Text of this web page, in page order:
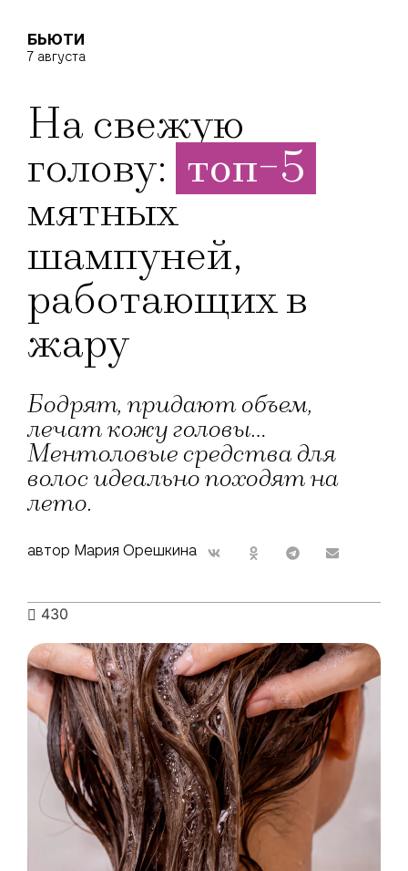
БЬЮТИ
7 августа
На свежую
голову: топ-5
мятных
шампуней,
работающих в
жару
Бодрят, придают объем,
лечат кожу головы...
Ментоловые средства для
волос идеально походят на
лето.
автор Мария Орешкина
430